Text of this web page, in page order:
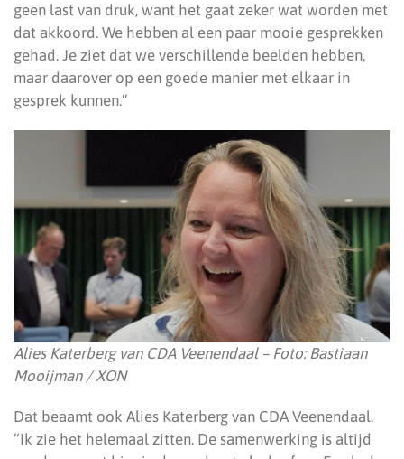
geen last van druk, want het gaat zeker wat worden met
dat akkoord. We hebben al een paar mooie gesprekken
gehad. Je ziet dat we verschillende beelden hebben,
maar daarover op een goede manier met elkaar in
gesprek kunnen.”
Alies Katerberg van CDA Veenendaal – Foto: Bastiaan
Mooijman / XON
Dat beaamt ook Alies Katerberg van CDA Veenendaal.
“Ik zie het helemaal zitten. De samenwerking is altijd